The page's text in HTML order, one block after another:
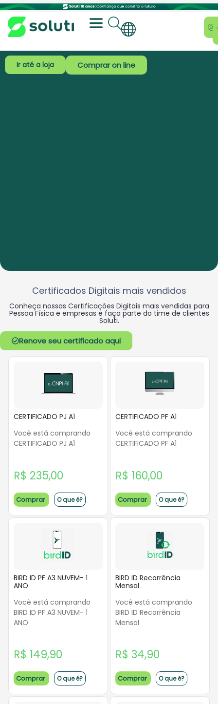
Ir até a loja Comprar on line
Certificados Digitais mais vendidos
Conheça nossas Certificações Digitais mais vendidas para
Pessoa Física e empresas e faça parte do time de clientes
Soluti.
Renove seu certificado aqui
CERTIFICADO PJ A1
Você está comprando
CERTIFICADO PJ A1
R$ 235,00
Comprar O que é?
CERTIFICADO PF A1
Você está comprando
CERTIFICADO PF A1
R$ 160,00
Comprar O que é?
BIRD ID PF A3 NUVEM- 1
ANO
Você está comprando
BIRD ID PF A3 NUVEM- 1
ANO
R$ 149,90
Comprar O que é?
BIRD ID Recorrência
Mensal
Você está comprando
BIRD ID Recorrência
Mensal
R$ 34,90
Comprar O que é?